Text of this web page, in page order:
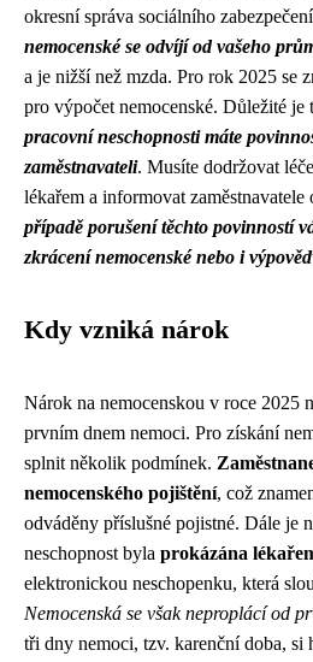
okresní správa sociálního
nemocenské se odvíjí od vašeho
a je nižší než mzda. Pro rok 2025 se
pro výpočet nemocenské. Důležité je
pracovní neschopnosti máte
zaměstnavateli. Musíte dodržovat
lékařem a informovat zaměstnavatele
případě porušení těchto povinností
zkrácení nemocenské nebo i
Kdy vzniká nárok
Nárok na nemocenskou v roce 2025
prvním dnem nemoci. Pro získání
splnit několik podmínek.
nemocenského pojištění, což
odváděny příslušné pojistné. Dále je
neschopnost byla prokázána
elektronickou neschopenku, která
Nemocenská se však neproplácí od
tři dny nemoci, tzv. karenční doba, si